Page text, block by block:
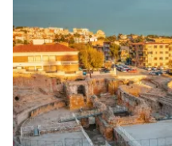
Poursuivre